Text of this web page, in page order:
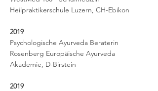
Heilpraktikerschule Luzern, CH-Ebikon
2019
Psychologische Ayurveda Beraterin
Rosenberg Europäische Ayurveda
Akademie, D-Birstein
2019